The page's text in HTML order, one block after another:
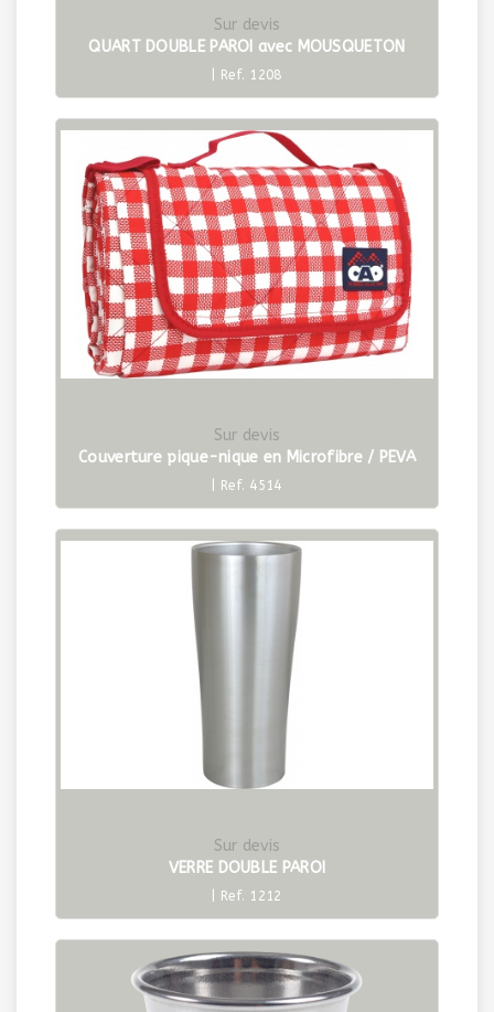
Sur devis
QUART DOUBLE PAROI avec MOUSQUETON
| Ref. 1208
Sur devis
Couverture pique-nique en Microfibre / PEVA
| Ref. 4514
Sur devis
VERRE DOUBLE PAROI
| Ref. 1212